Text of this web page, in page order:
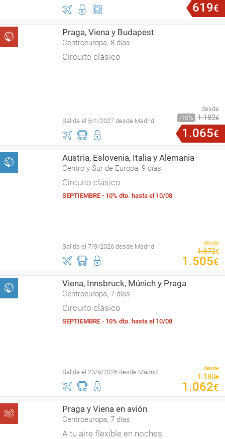
619€
Praga, Viena y Budapest
Centroeuropa, 8 días
Circuito clásico
Salida el 5/1/2027 desde Madrid
desde
10
1.182€
1 .065€
Austria, Eslovenia, Italia y Alemania
Centro y Sur de Europa, 9 días
Circuito clásico
SEPTIEMBRE - 10% dto. hasta el 10/08
Salida el 7/9/2026 desde Madrid desde
1.672€
1 .505€
Viena, Innsbruck, Múnich y Praga
Centroeuropa, 7 días
Circuito clásico
SEPTIEMBRE - 10% dto. hasta el 10/08
Salida el 23/9/2026 desde Madrid desde
1.180€
1 .062€
Praga y Viena en avión
Centroeuropa, 7 días
A tu aire flexible en noches